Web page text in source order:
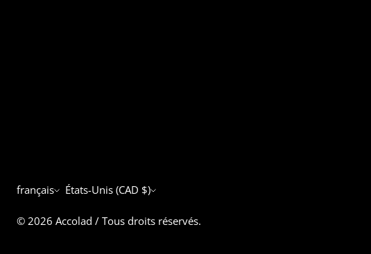
Langue
français Devise
États-Unis (CAD $)
© 2026 Accolad / Tous droits réservés.